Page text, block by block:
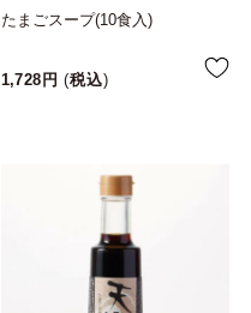
たまごスープ(10食入)
1,728 税込